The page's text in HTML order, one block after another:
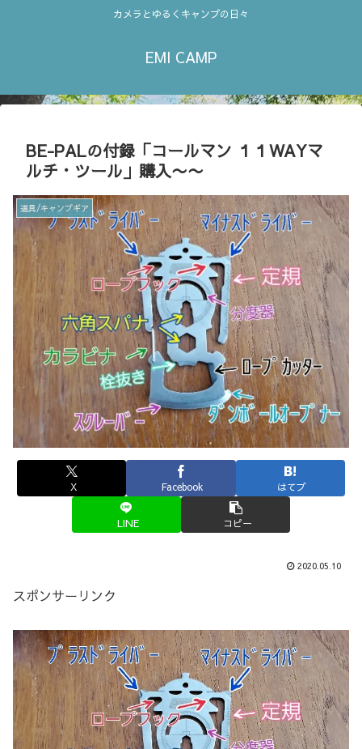
カメラとゆるくキャンプの日々
EMI CAMP
BE-PALの付録「コールマン １１WAYマ
ルチ・ツール」購入〜〜
道具/キャンプギア
X Facebook はてブ
LINE コピー
2020.05.10
スポンサーリンク